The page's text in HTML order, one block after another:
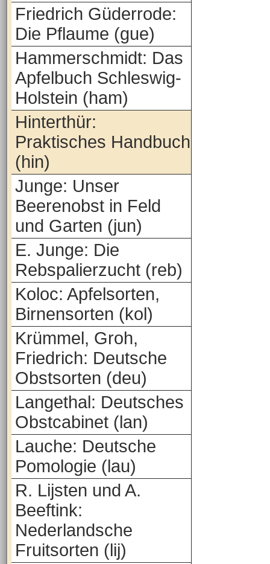
Friedrich Güderrode:
Die Pflaume (gue)
Hammerschmidt: Das
Apfelbuch Schleswig-
Holstein (ham)
Hinterthür:
Praktisches Handbuch
(hin)
Junge: Unser
Beerenobst in Feld
und Garten (jun)
E. Junge: Die
Rebspalierzucht (reb)
Koloc: Apfelsorten,
Birnensorten (kol)
Krümmel, Groh,
Friedrich: Deutsche
Obstsorten (deu)
Langethal: Deutsches
Obstcabinet (lan)
Lauche: Deutsche
Pomologie (lau)
R. Lijsten und A.
Beeftink:
Nederlandsche
Fruitsorten (lij)